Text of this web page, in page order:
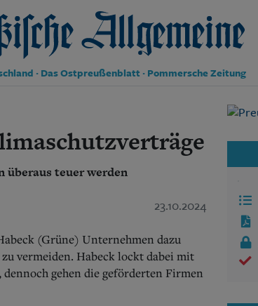
Zeitung
· Das Ostpreußenblatt · Pommersche Zeitung
Wirtschaft
Gesellschaft
Pommern
Berlin-Brandenburg
Schlesien
Danzig und Westpreußen
überaus teuer werden
23.10.2024
(Grüne) Unternehmen dazu
vermeiden. Habeck lockt dabei mit
gehen die geförderten Firmen